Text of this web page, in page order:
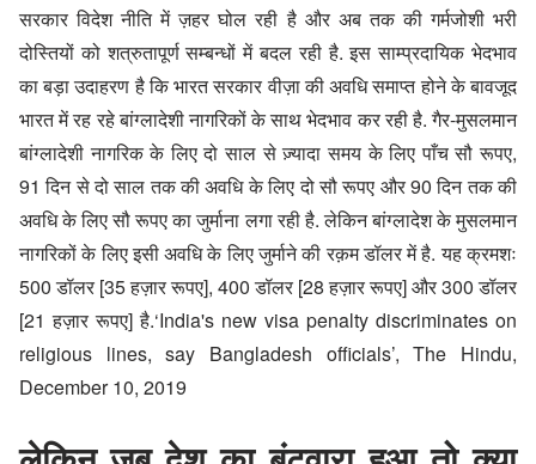
सरकार विदेश नीति में ज़हर घोल रही है और अब तक की गर्मजोशी भरी
दोस्तियों को शत्रुतापूर्ण सम्बन्धों में बदल रही है. इस साम्प्रदायिक भेदभाव
का बड़ा उदाहरण है कि भारत सरकार वीज़ा की अवधि समाप्त होने के बावजूद
भारत में रह रहेबांग्लादेशी नागरिकों के साथ भेदभावकर रही है. गैर-मुसलमान
बांग्लादेशी नागरिक के लिए दो साल से ज़्यादा समय के लिए पाँच सौ रूपए,
91 दिन से दो साल तक की अवधि के लिए दो सौ रूपए और 90 दिन तक की
अवधि के लिए सौ रूपए का जुर्माना लगा रही है. लेकिन बांग्लादेश के मुसलमान
नागरिकों के लिए इसी अवधि के लिए जुर्माने की रक़म डॉलर में है. यह क्रमशः
500 डॉलर [35 हज़ार रूपए], 400 डॉलर [28 हज़ार रूपए] और 300 डॉलर
[21 हज़ार रूपए] है.‘India's new visa penalty discriminates on
religious lines, say Bangladesh officials’, The Hindu,
December 10, 2019